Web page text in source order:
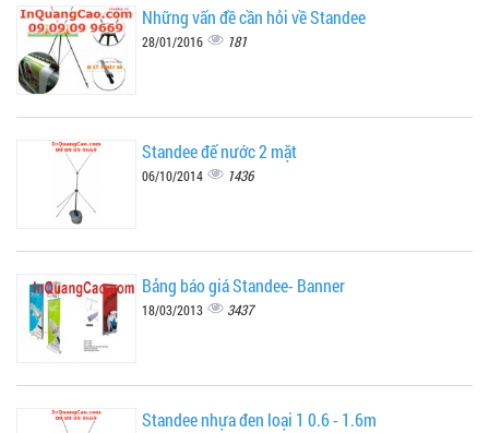
Những vấn đề cần hỏi về Standee
28/01/2016 181
Standee đế nước 2 mặt
06/10/2014 1436
Bảng báo giá Standee- Banner
18/03/2013 3437
Standee nhựa đen loại 1 0.6 - 1.6m